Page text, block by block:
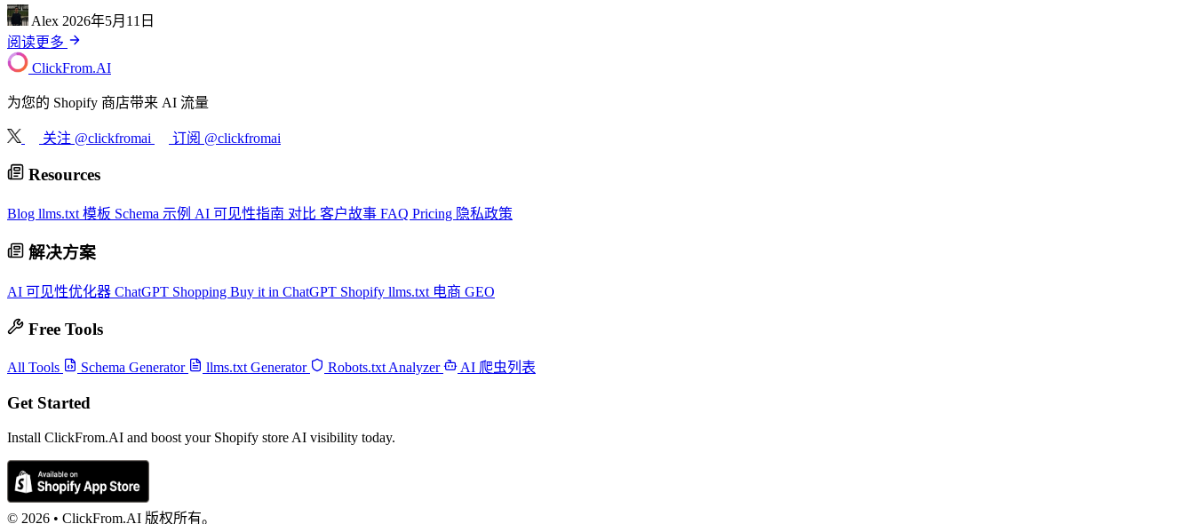
Alex 2026年5月11日
阅读更多
ClickFrom.AI
为您的 Shopify 商店带来 AI 流量
关注 @clickfromai 订阅 @clickfromai
Resources
Blog llms.txt 模板 Schema 示例 AI 可见性指南 对比 客户故事 FAQ Pricing 隐私政策
解决方案
AI 可见性优化器 ChatGPT Shopping Buy it in ChatGPT Shopify llms.txt 电商 GEO
Free Tools
All Tools Schema Generator llms.txt Generator Robots.txt Analyzer AI 爬虫列表
Get Started
Install ClickFrom.AI and boost your Shopify store AI visibility today.
© 2026 • ClickFrom.AI 版权所有。